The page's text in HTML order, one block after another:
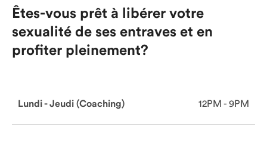
Êtes-vous prêt à libérer votre
sexualité de ses entraves et en
profiter pleinement?
Lundi - Jeudi (Coaching) 12PM - 9PM